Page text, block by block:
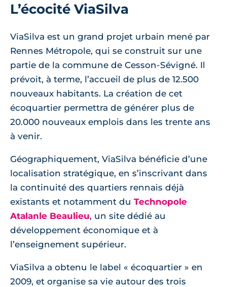
L’écocité ViaSilva
ViaSilva est un grand projet urbain mené par
Rennes Métropole, qui se construit sur une
partie de la commune de Cesson-Sévigné. Il
prévoit, à terme, l’accueil de plus de 12.500
nouveaux habitants. La création de cet
écoquartier permettra de générer plus de
20.000 nouveaux emplois dans les trente ans
à venir.
Géographiquement, ViaSilva bénéficie d’une
localisation stratégique, en s’inscrivant dans
la continuité des quartiers rennais déjà
existants et notamment du Technopole
Atalanle Beaulieu, un site dédié au
développement économique et à
l’enseignement supérieur.
ViaSilva a obtenu le label « écoquartier » en
2009, et organise sa vie autour des trois